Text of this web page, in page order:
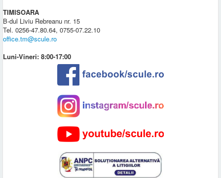
TIMISOARA
B-dul Liviu Rebreanu nr. 15
Tel. 0256-47.80.64, 0755-07.22.10
office.tm@scule.ro
Luni-Vineri: 8:00-17:00